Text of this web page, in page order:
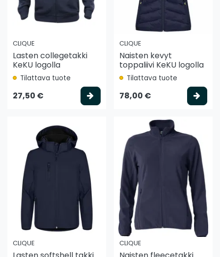
CLIQUE
Lasten collegetakki
KeKU logolla
Tilattava tuote
27,50 € Valitse vaihtoehto
CLIQUE
Naisten kevyt
toppaliivi KeKU logolla
Tilattava tuote
78,00 €
CLIQUE CLIQUE